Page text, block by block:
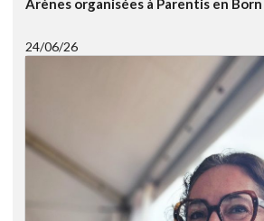
Arènes organisées à Parentis en
24/06/26